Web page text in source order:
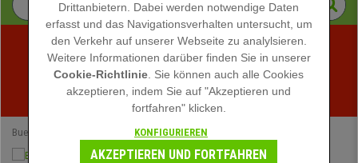
Sommerschlussverkauf bei buerostuhlpro! Exklusive
Rabatte für kurze Zeit - Aktion ansehen -
Buerostuhlpro Besucherstühle
Drittanbietern. Dabei werden notwendige Daten
erfasst und das Navigationsverhalten untersucht, um
den Verkehr auf unserer Webseite zu analylsieren.
Weitere Informationen darüber finden Sie in unserer
Cookie-Richtlinie . Sie können auch alle Cookies
akzeptieren, indem Sie auf "Akzeptieren und
fortfahren" klicken.
KONFIGURIEREN
AKZEPTIEREN UND FORTFAHREN